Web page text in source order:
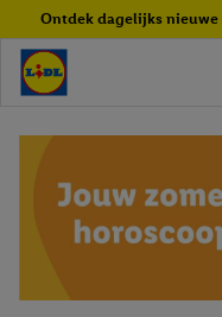
Ontdek dagelijks nieuwe